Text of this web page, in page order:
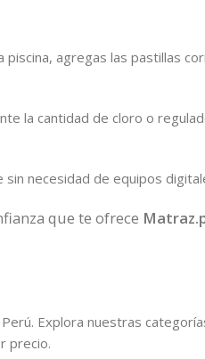
piscina, agregas las pastillas
la cantidad de cloro o
necesidad de equipos
que te ofrece
Explora nuestras
precio.